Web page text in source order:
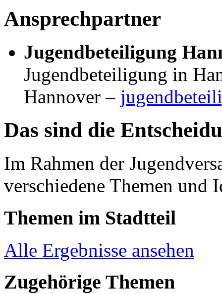
Ansprechpartner
Jugendbeteiligung
Jugendbeteiligung in
Hannover –
Das sind die
Im Rahmen der
verschiedene Themen und
Themen im Stadtteil
Alle Ergebnisse ansehen
Zugehörige Themen